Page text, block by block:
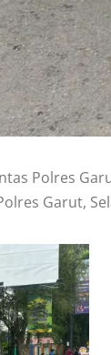
Polres
Garut,